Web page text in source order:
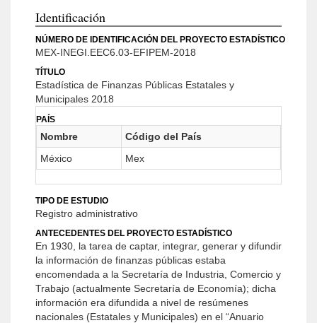
Identificación
NÚMERO DE IDENTIFICACIÓN DEL PROYECTO ESTADÍSTICO
MEX-INEGI.EEC6.03-EFIPEM-2018
TÍTULO
Estadística de Finanzas Públicas Estatales y
Municipales 2018
PAÍS
Nombre
Código del País
México
Mex
TIPO DE ESTUDIO
Registro administrativo
ANTECEDENTES DEL PROYECTO ESTADÍSTICO
En 1930, la tarea de captar, integrar, generar y difundir
la información de finanzas públicas estaba
encomendada a la Secretaría de Industria, Comercio y
Trabajo (actualmente Secretaría de Economía); dicha
información era difundida a nivel de resúmenes
nacionales (Estatales y Municipales) en el “Anuario